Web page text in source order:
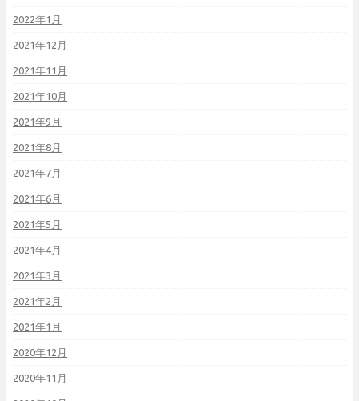
2022年1月
2021年12月
2021年11月
2021年10月
2021年9月
2021年8月
2021年7月
2021年6月
2021年5月
2021年4月
2021年3月
2021年2月
2021年1月
2020年12月
2020年11月